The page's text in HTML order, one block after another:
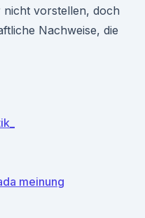
nicht vorstellen, doch
Nachweise, die
meinung